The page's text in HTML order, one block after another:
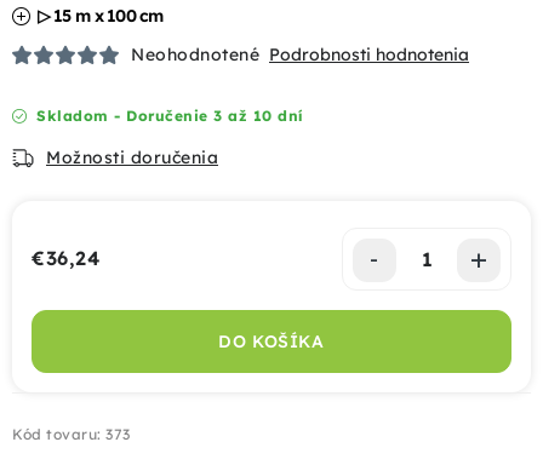
Kontakt
Bránky a brány
Tieniace prvky
Dizajnové oplotenia
Skladom - Doručenie 3 až 10 dní
Možnosti doručenia
€36,24
DO KOŠÍKA
Kód tovaru: 373
▷ 15 m x 100 cm
Neohodnotené Podrobnosti hodnotenia